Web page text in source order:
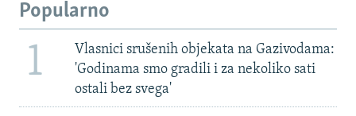
Popularno
1
Vlasnici srušenih objekata na Gazivodama:
'Godinama smo gradili i za nekoliko sati
ostali bez svega'